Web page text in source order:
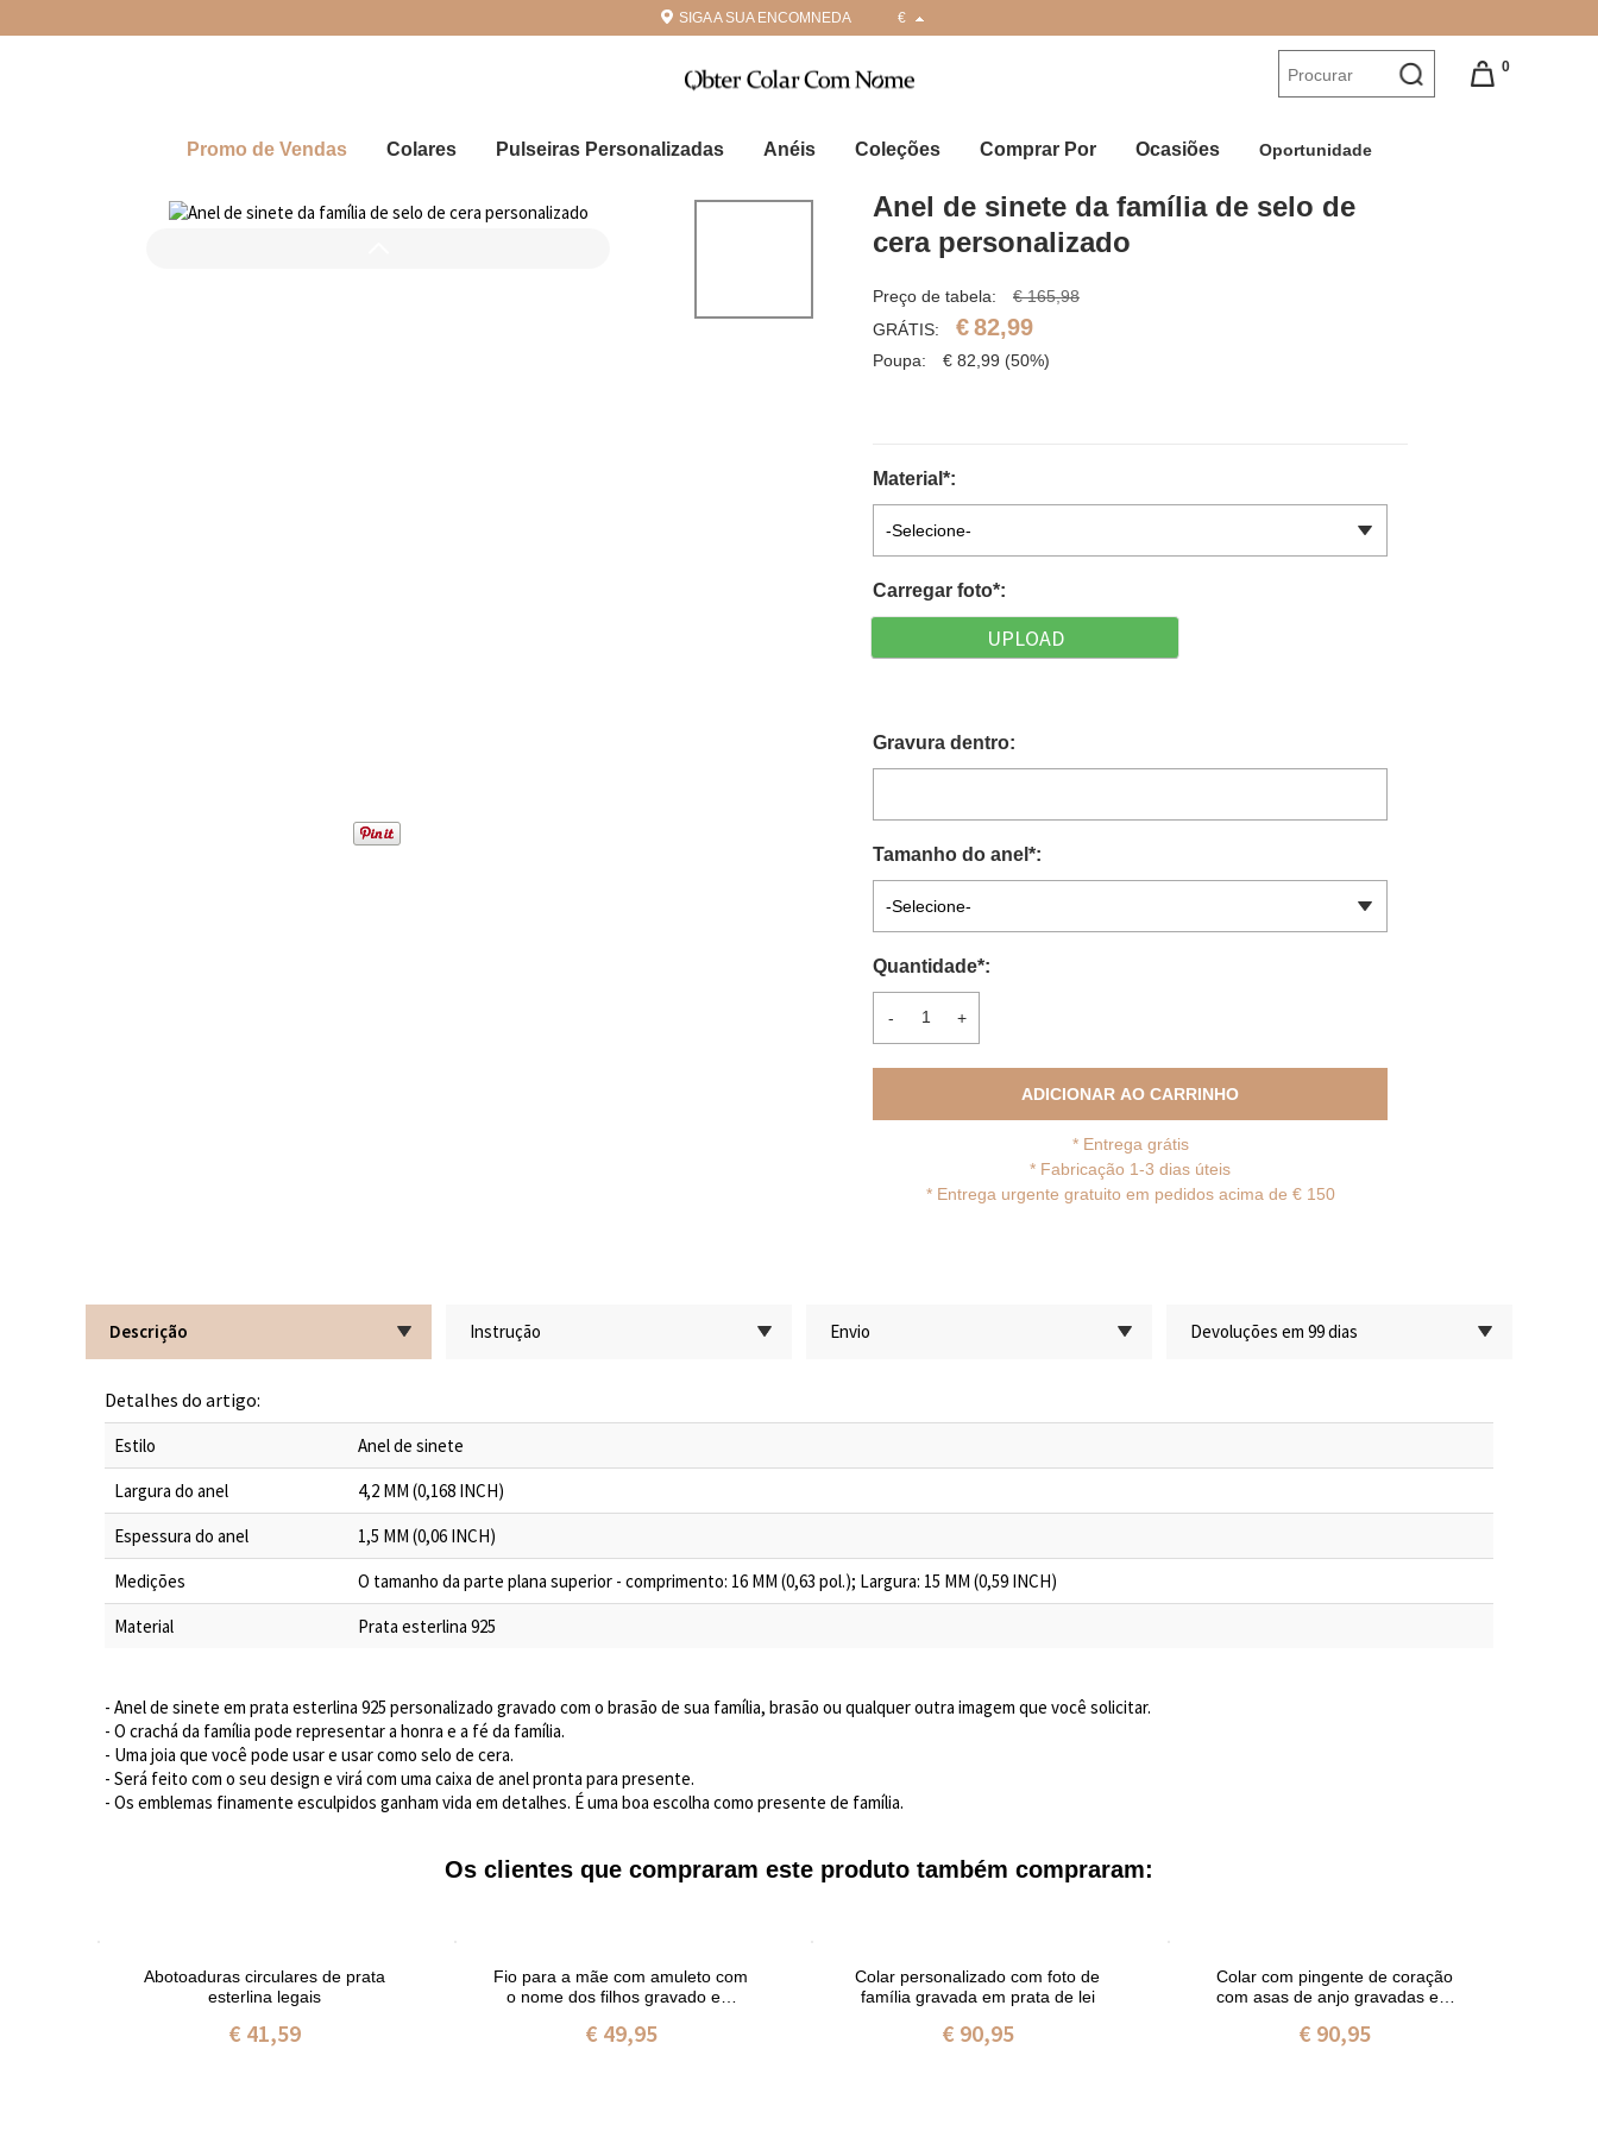
SIGA A SUA ENCOMNEDA €
0
Promo de Vendas Colares Pulseiras Personalizadas Anéis Coleções Comprar Por Ocasiões Oportunidade
Anel de sinete da família de selo de
cera personalizado
Preço de tabela:
€ 165,98
GRÁTIS:
€82,99
Poupa: € 82,99 (50%)
Material *:
-Selecione-
Carregar foto*:
UPLOAD
Gravura dentro:
Tamanho do anel *:
-Selecione-
Quantidade*:
- +
ADICIONAR AO CARRINHO
* Entrega grátis
* Fabricação 1-3 dias úteis
* Entrega urgente gratuito em pedidos acima de € 150
Descrição Instrução Envio Devoluções em 99 dias
Detalhes do artigo:
Estilo
Anel de sinete
Largura do anel
4,2 MM (0,168 INCH)
Espessura do anel
1,5 MM (0,06 INCH)
Medições
O tamanho da parte plana superior - comprimento: 16 MM (0,63 pol.); Largura: 15 MM (0,59 INCH)
Material
Prata esterlina 925
- Anel de sinete em prata esterlina 925 personalizado gravado com o brasão de sua família, brasão ou qualquer outra imagem que você solicitar.
- O crachá da família pode representar a honra e a fé da família.
- Uma joia que você pode usar e usar como selo de cera.
- Será feito com o seu design e virá com uma caixa de anel pronta para presente.
- Os emblemas finamente esculpidos ganham vida em detalhes. É uma boa escolha como presente de família.
Os clientes que compraram este produto também compraram:
Abotoaduras circulares de prata
esterlina legais
€ 41,59
Fio para a mãe com amuleto com
o nome dos filhos gravado em
€ 49,95
Colar personalizado com foto de
família gravada em prata de lei
€ 90,95
Colar com pingente de coração
com asas de anjo gravadas em
€ 90,95